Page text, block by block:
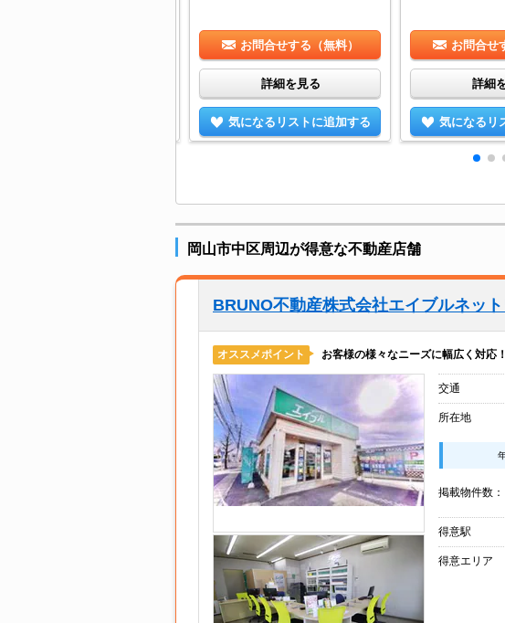
お問合せする（無料）
詳細を見る
気になるリストに追加する
お問合せ
詳細
気になるリ
岡山市中区周辺が得意な不動産店舗
BRUNO不動産株式会社エイブルネッ
オススメポイント お客様の様々なニーズに幅広く対応
交通
所在地
掲載物件数：
得意駅
得意エリア